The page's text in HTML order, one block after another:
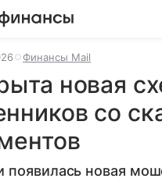
Финансы Mail
новая
со
появилась новая